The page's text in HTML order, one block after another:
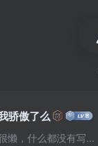
骄傲了么
懒，什么都没有写...